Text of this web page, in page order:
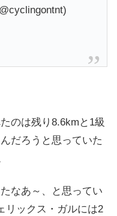
のは残り8.6kmと1級
だろうと思っていた
なあ～、と思ってい
リックス・ガルには2